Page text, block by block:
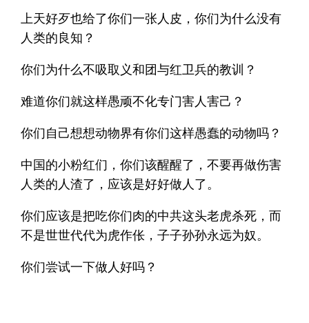
上天好歹也给了你们一张人皮，你们为什么没有
人类的良知？
你们为什么不吸取义和团与红卫兵的教训？
难道你们就这样愚顽不化专门害人害己？
你们自己想想动物界有你们这样愚蠢的动物吗？
中国的小粉红们，你们该醒醒了，不要再做伤害
人类的人渣了，应该是好好做人了。
你们应该是把吃你们肉的中共这头老虎杀死，而
不是世世代代为虎作伥，子子孙孙永远为奴。
你们尝试一下做人好吗？